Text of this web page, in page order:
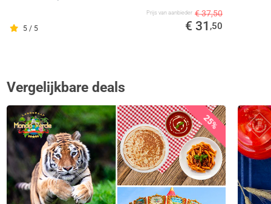
5 / 5
Prijs van aanbieder € 37,50
€ 31 ,50
Vergelijkbare deals
25%